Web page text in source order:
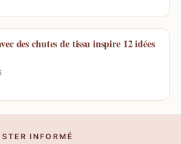
des chutes de tissu inspire 12 idées
INFORMÉ